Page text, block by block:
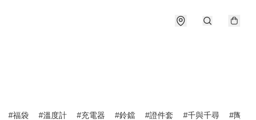
福袋 溫度計 充電器 鈴鐺 證件套 千與千尋 陶瓷